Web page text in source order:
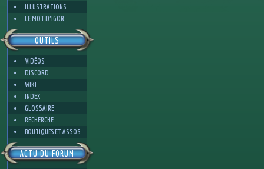
ILLUSTRATIONS
LE MOT D'IGOR
OUTILS
VIDÉOS
DISCORD
WIKI
INDEX
GLOSSAIRE
RECHERCHE
BOUTIQUES ET ASSOS
ACTU DU FORUM